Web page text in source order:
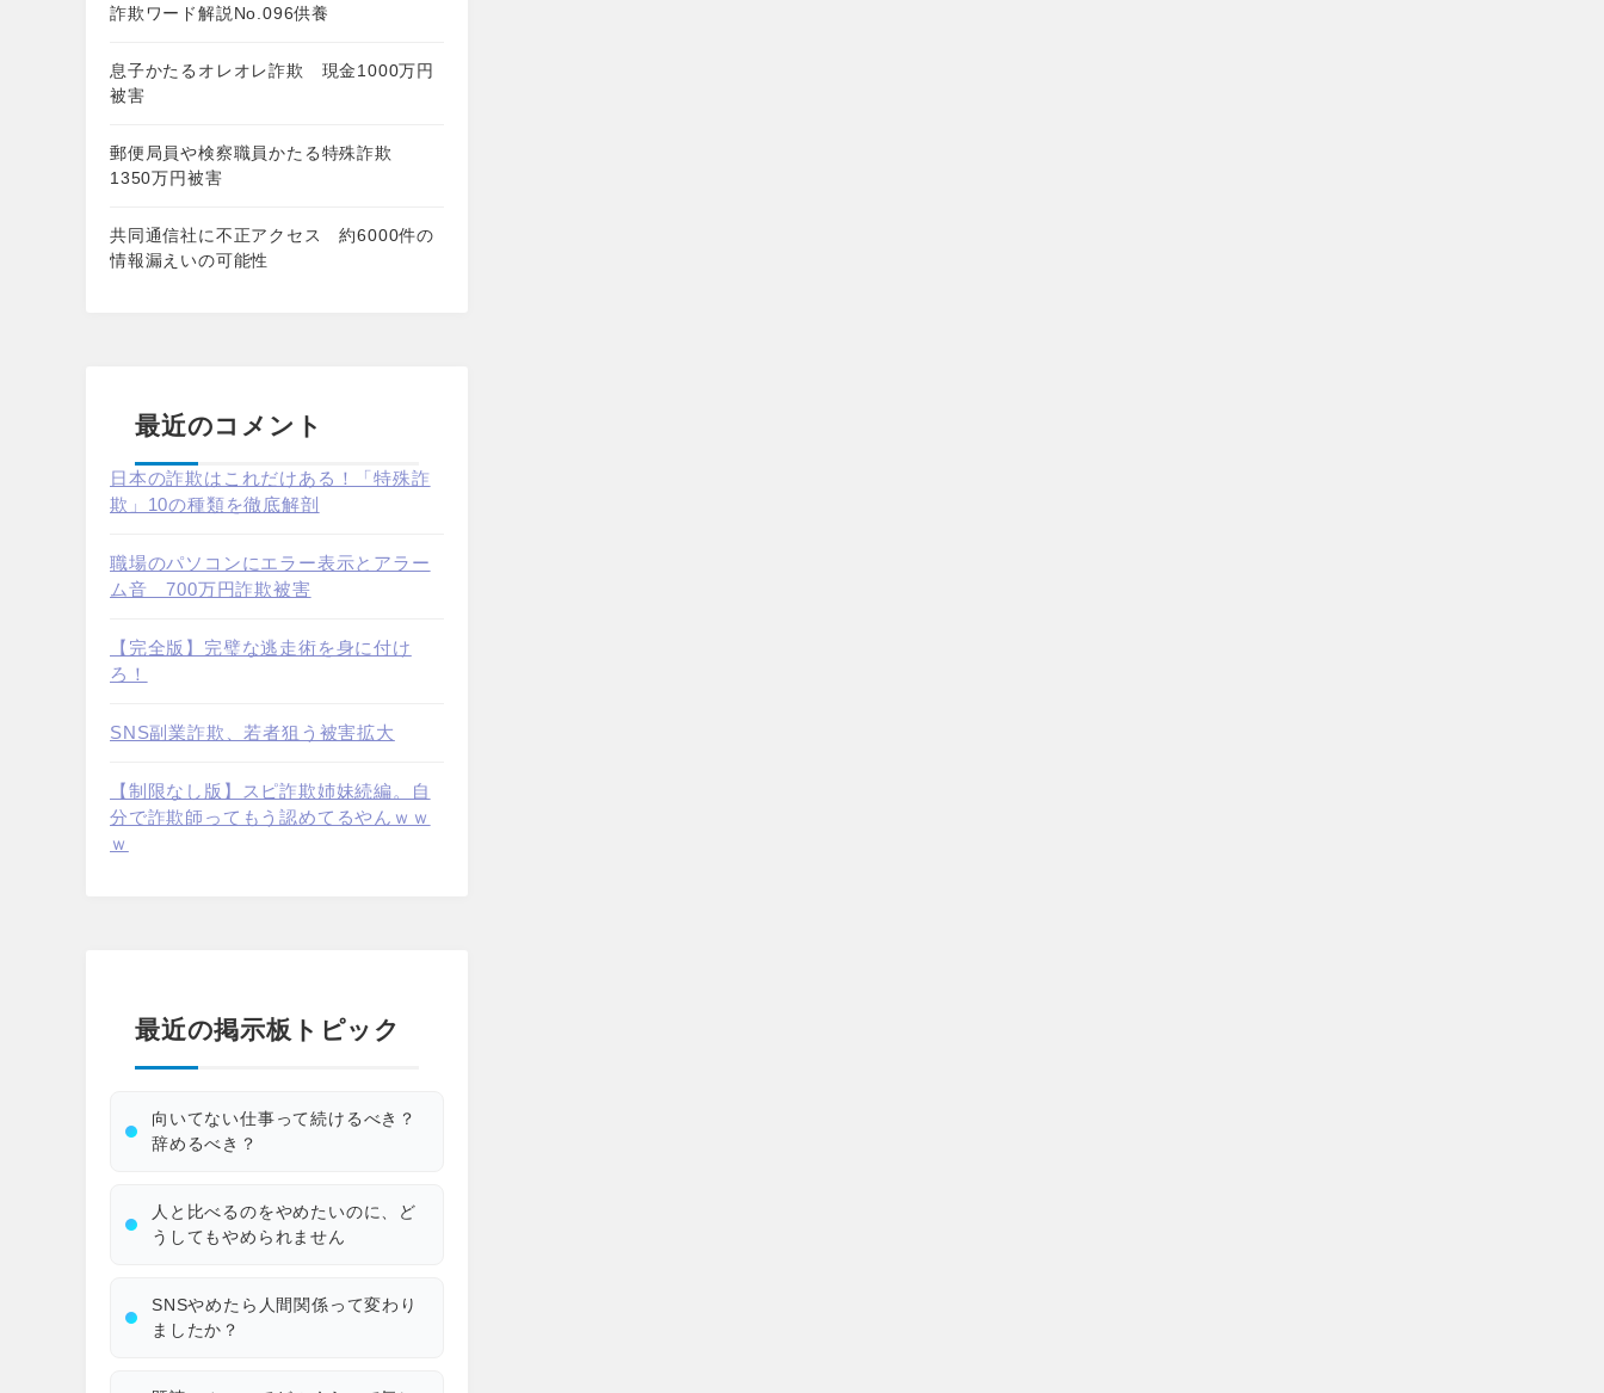
詐欺ワード解説No.096供養
息子かたるオレオレ詐欺 現金1000万円
被害
郵便局員や検察職員かたる特殊詐欺
1350万円被害
共同通信社に不正アクセス 約6000件の
情報漏えいの可能性
最近のコメント
日本の詐欺はこれだけある！「特殊詐
欺」10の種類を徹底解剖
職場のパソコンにエラー表示とアラー
ム音 700万円詐欺被害
【完全版】完璧な逃走術を身に付け
ろ！
SNS副業詐欺、若者狙う被害拡大
【制限なし版】スピ詐欺姉妹続編。自
分で詐欺師ってもう認めてるやんｗｗ
ｗ
最近の掲示板トピック
向いてない仕事って続けるべき？
辞めるべき？
人と比べるのをやめたいのに、ど
うしてもやめられません
SNSやめたら人間関係って変わり
ましたか？